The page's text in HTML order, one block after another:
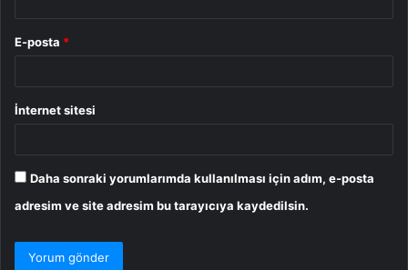
E-posta *
İnternet sitesi
Daha sonraki yorumlarımda kullanılması için adım, e-posta
adresim ve site adresim bu tarayıcıya kaydedilsin.